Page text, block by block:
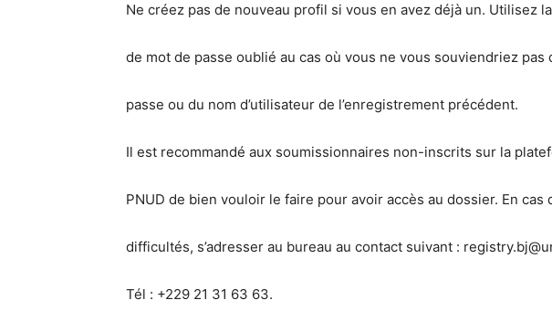
Ne créez pas de nouveau profil si vous en avez déjà un. Utilisez
de mot de passe oublié au cas où vous ne vous souviendriez pas
passe ou du nom d’utilisateur de l’enregistrement précédent.
Il est recommandé aux soumissionnaires non-inscrits sur la
PNUD de bien vouloir le faire pour avoir accès au dossier. En cas
difficultés, s’adresser au bureau au contact suivant :
Tél : +229 21 31 63 63.